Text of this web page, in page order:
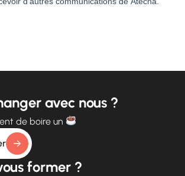
avec nous ?
de boire un
former ?